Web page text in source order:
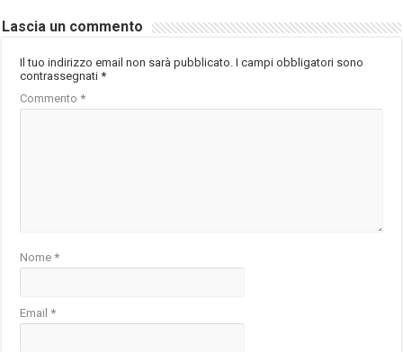
Lascia un commento
Il tuo indirizzo email non sarà pubblicato. I campi obbligatori sono
contrassegnati*
Commento*
Nome*
Email*